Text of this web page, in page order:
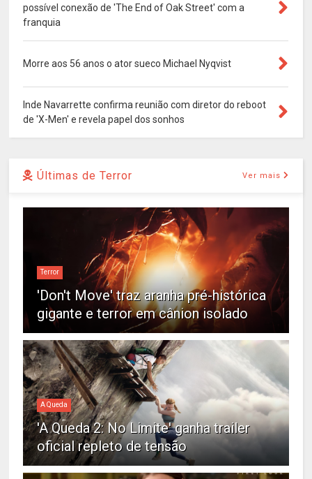
possível conexão de 'The End of Oak Street' com a
franquia
Morre aos 56 anos o ator sueco Michael Nyqvist
Inde Navarrette confirma reunião com diretor do reboot
de 'X-Men' e revela papel dos sonhos
Últimas de Terror Ver mais
Terror
'Don't Move' traz aranha pré-histórica
gigante e terror em cânion isolado
A Queda
'A Queda 2: No Limite' ganha trailer
oficial repleto de tensão